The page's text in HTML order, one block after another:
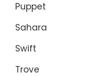
Puppet
Sahara
Swift
Trove